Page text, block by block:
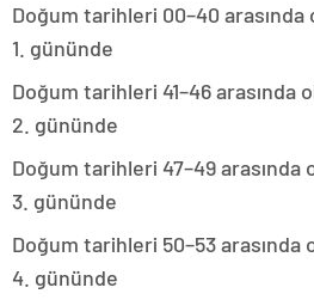
Doğum tarihleri 00–40 arasında
1. gününde
Doğum tarihleri 41–46 arasında
2. gününde
Doğum tarihleri 47–49 arasında
3. gününde
Doğum tarihleri 50–53 arasında
4. gününde